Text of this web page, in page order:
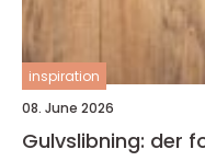
inspiration
08. June 2026
Gulvslibning: der